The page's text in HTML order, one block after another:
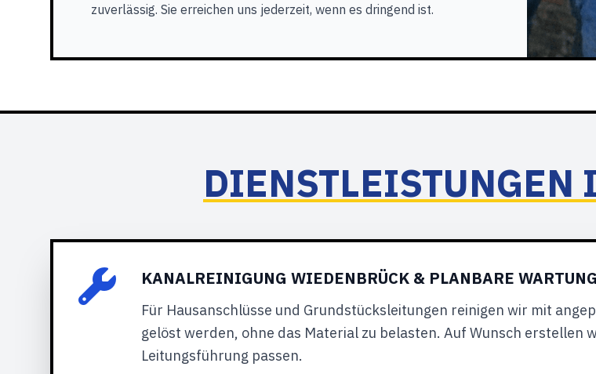
zuverlässig. Sie erreichen uns jederzeit, wenn es dringend ist.
DIENSTLEISTUNGEN
KANALREINIGUNG WIEDENBRÜCK & PLANBARE WARTUNG
Für Hausanschlüsse und Grundstücksleitungen reinigen wir mit
gelöst werden, ohne das Material zu belasten. Auf Wunsch erstellen
Leitungsführung passen.